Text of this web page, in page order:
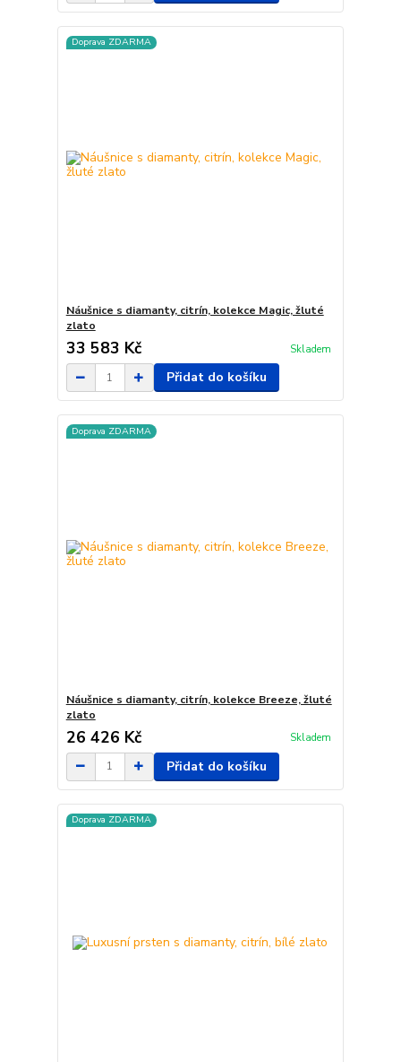
Doprava ZDARMA
Náušnice s diamanty, citrín, kolekce Magic, žluté
zlato
33 583 Kč Skladem
Přidat do košíku
Doprava ZDARMA
Náušnice s diamanty, citrín, kolekce Breeze, žluté
zlato
26 426 Kč Skladem
Přidat do košíku
Doprava ZDARMA